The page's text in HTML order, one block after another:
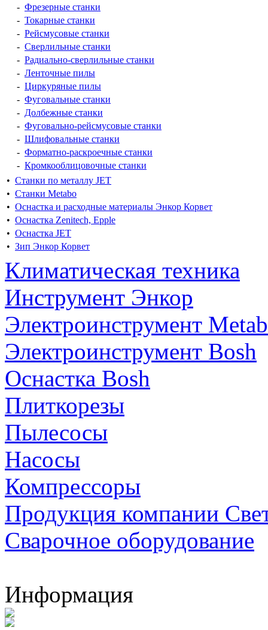
- Фрезерные станки
- Токарные станки
- Рейсмусовые станки
- Сверлильные станки
- Радиально-сверлильные станки
- Ленточные пилы
- Циркуряные пилы
- Фуговальные станки
- Долбежные станки
- Фуговально-рейсмусовые станки
- Шлифовальные станки
- Форматно-раскроечные станки
- Кромкооблицовочные станки
• Станки по металлу JET
• Станки Metabo
• Оснастка и расходные материалы Энкор Корвет
• Оснастка Zenitech, Epple
• Оснастка JET
• Зип Энкор Корвет
Климатическая техника
Инструмент Энкор
Электроинструмент
Электроинструмент Bosh
Оснастка Bosh
Плиткорезы
Пылесосы
Насосы
Компрессоры
Продукция компании
Сварочное оборудование
Информация